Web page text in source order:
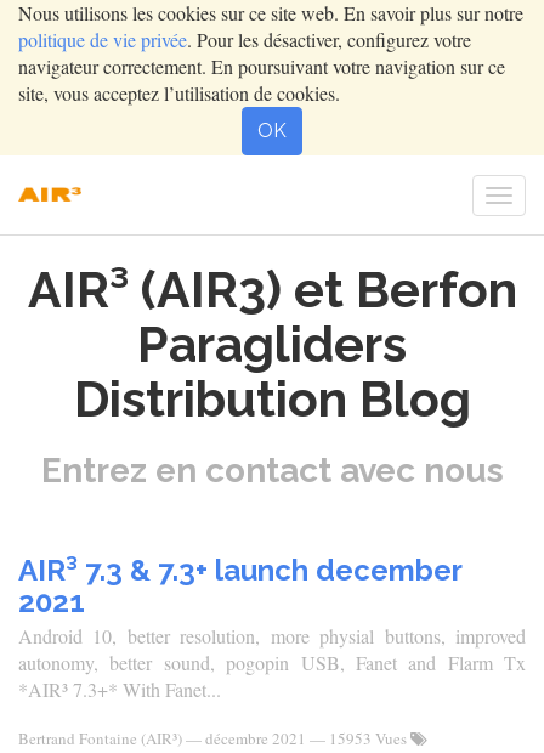
Nous utilisons les cookies sur ce site web. En savoir plus sur notre
politique de vie privée. Pour les désactiver, configurez votre
navigateur correctement. En poursuivant votre navigation sur ce
site, vous acceptez l’utilisation de cookies.
OK
AIR³ (AIR3) et Berfon
Paragliders
Distribution Blog
Entrez en contact avec nous
AIR³ 7.3 & 7.3+ launch december
2021
Android 10, better resolution, more physial buttons, improved
autonomy, better sound, pogopin USB, Fanet and Flarm Tx
*AIR³ 7.3+* With Fanet...
Bertrand Fontaine (AIR³)—décembre 2021 — 15953 Vues